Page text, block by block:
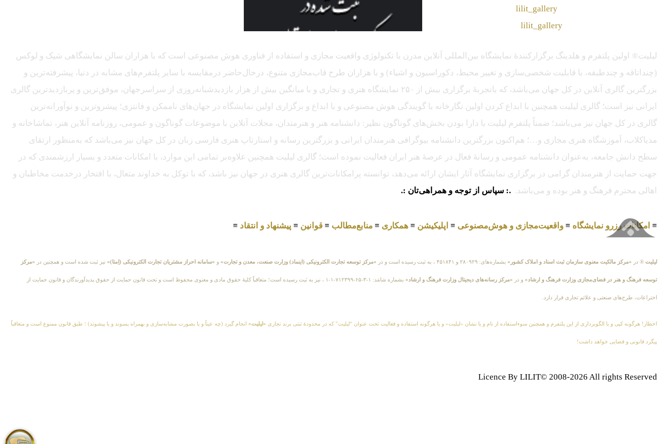
lilit_gallery
lilit_gallery
لیلیت® اولین پلتفرم و هلدینگ برگزارکنندهٔ نمایشگاه بین‌المللی آنلاین مدرن با تکنولوژی واقعیت مجازی و استفاده از فناوری هوش مصنوعی است که با هزاران سالن نمایشگاهی شیک و لوکس
(چنداتاقه و چندطبقه، با قابلیت شخصی‌سازی و تغییر محیط، دکوراسیون و اشیاء) و با هزاران طرح قاب‌مجازی متنوع، درحال‌حاضر درمقایسه با سایر پلتفرم‌های مشابه در دنیا، پیشرفته‌ترین و
بزرگترین گالری آنلاین در کل جهان می‌باشد، که باتجربهٔ برگزاری بیش از ۲۵۰ نمایشگاه هنری و تجاری و با میانگین بیش از هزار بازدیدشبانه‌روزی از سراسرجهان، موفق‌ترین و پربازدیدترین گالری
ایرانی نیز است؛ گالری لیلیت همچنین با ابداع کردن اولین نگارخانه با گویندگی هوش مصنوعی و با ابداع و برگزاری اولین نمایشگاه در جهان‌های ناممکن و فانتزی؛ پیشروترین و نوآورانه‌ترین
گالری در کل جهان نیز می‌باشد؛ ضمناً پلتفرم لیلیت با دارا بودن بخش‌های گوناگون نظیر: دانشنامه هنر و هنرمندان، مجلات آنلاین با موضوعات گوناگون و عمومی، روزنامه آنلاین هنر، تماشاخانه و
مدیاکلاب، آموزشگاه هنری مجازی و…؛ هم‌اکنون بزرگترین دانشنامه بیوگرافی هنرمندان ایرانی و بزرگترین رسانه و استارتاپ هنری فارسی زبان در کل جهان نیز می‌باشد که به‌منظور ارتقای
سطح دانش جامعه، به‌عنوان دانشنامه عمومی و رسانهٔ فعال در عرصهٔ هنر ایران فعالیت نموده است؛ گالری لیلیت همچنین علاوه‌بر تمامی این موارد، با امکانات متعدد و بسیار ارزشمندی که در
جهت حمایت از هنرمندان گرامی در برگزاری نمایشگاه آثار ایشان ارائه می‌دهد، توانسته پرامکانات‌ترین گالری هنری در جهان نیز باشد، که با توکل به خداوند متعال، با افتخار درخدمت مخاطبان و
اهالی محترم فرهنگ و هنر بوده و می‌باشد. .: سپاس از توجه و همراهی‌تان :.
≡ امکانات رزرو نمایشگاه ≡ واقعیت‌مجازی و هوش‌مصنوعی ≡ اپلیکیشن ≡ همکاری ≡ منابع‌مطالب ≡ قوانین ≡ پیشنهاد و انتقاد ≡
لیلیت ® در «مرکز مالکیت معنوی سازمان ثبت اسناد و املاک کشور» بشماره‌های: ۲۸۰۹۲۹ و ۴۵۱۸۴۱ ، به ثبت رسیده است و در «مرکز توسعه تجارت الکترونیکی (اینماد) وزارت صنعت، معدن و تجارت» و «سامانه احراز مشتریان تجارت الکترونیکی (اِمتا)» نیز ثبت شده است و همچنین در «مرکز
توسعه فرهنگ و هنر در فضای‌مجازی وزارت فرهنگ و ارشاد» و در «مرکز رسانه‌های دیجیتال وزارت فرهنگ و ارشاد» بشماره شامَد: ۱-۳-۶۵-۷۱۲۳۹۹-۱-۱ ، نیز به ثبت رسیده است؛ متعاقباً کلیهٔ حقوق مادی و معنوی محفوظ است و تحت قانون حمایت از حقوق پدیدآورندگان و قانون حمایت از
اختراعات، طرح‌های صنعتی و علائم تجاری قرار دارد.
اخطار! هرگونه کپی و یا الگوبرداری از این پلتفرم و همچنین سوءاستفاده از نام و یا نشان «لیلیت» و یا هرگونه استفاده و فعالیت تحت عنوان “لیلیت” که در محدودهٔ ثبتی برند تجاری «لیلیت» انجام گیرد (چه عیناً و یا بصورت مشابه‌سازی و بهمراه پسوند و یا پیشوند) ؛ طبق قانون ممنوع است و متعاقباً
پیگرد قانونی و قضایی خواهد داشت!
Licence By LILIT© 2008-2026 All rights Reserved